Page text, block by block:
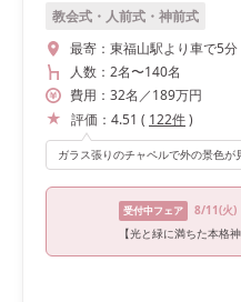
教会式・人前式・神前式
最寄： 東福山駅より車で5分
人数： 2名〜140名
費用： 32名 ／189万円
評価： 4.51 ( 122件)
受付中フェア 8/11(火)